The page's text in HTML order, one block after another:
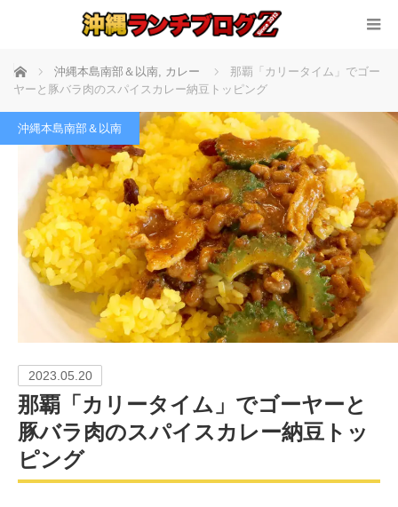
ホーム 沖縄本島南部＆以南, カレー
那覇「カリータイム」でゴー
ヤーと豚バラ肉のスパイスカレー納豆トッピング
沖縄本島南部＆以南
2023.05.20
那覇「カリータイム」でゴーヤーと
豚バラ肉のスパイスカレー納豆トッ
ピング